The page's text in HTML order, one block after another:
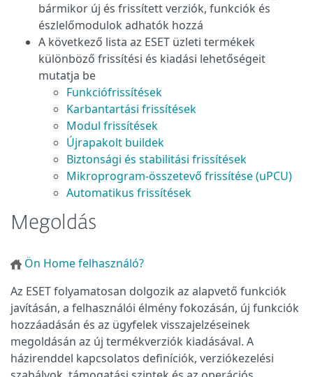
bármikor új és frissített verziók, funkciók és
észlelőmodulok adhatók hozzá
A következő lista az ESET üzleti termékek
különböző frissítési és kiadási lehetőségeit
mutatja be
Funkciófrissítések
Karbantartási frissítések
Modul frissítések
Újrapakolt buildek
Biztonsági és stabilitási frissítések
Mikroprogram-összetevő frissítése (uPCU)
Automatikus frissítések
Megoldás
Ön Home felhasználó?
Az ESET folyamatosan dolgozik az alapvető funkciók
javításán, a felhasználói élmény fokozásán, új funkciók
hozzáadásán és az ügyfelek visszajelzéseinek
megoldásán az új termékverziók kiadásával. A
házirenddel kapcsolatos definíciók, verziókezelési